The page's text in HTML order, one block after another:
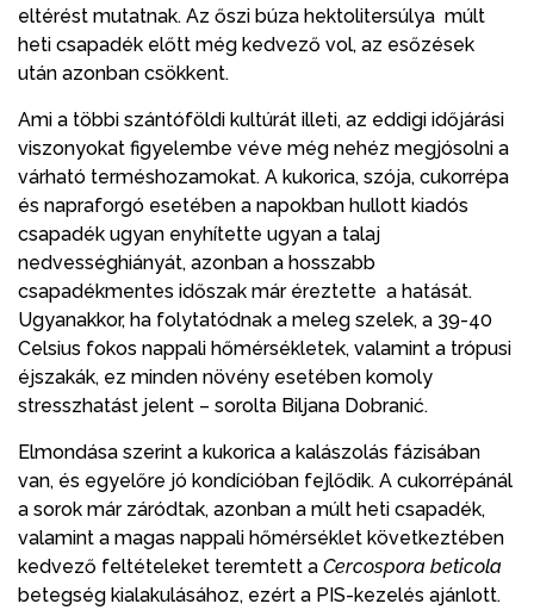
eltérést mutatnak. Az őszi búza hektolitersúlya múlt
heti csapadék előtt még kedvező vol, az esőzések
után azonban csökkent.
Ami a többi szántóföldi kultúrát illeti, az eddigi időjárási
viszonyokat figyelembe véve még nehéz megjósolni a
várható terméshozamokat. A kukorica, szója, cukorrépa
és napraforgó esetében a napokban hullott kiadós
csapadék ugyan enyhítette ugyan a talaj
nedvességhiányát, azonban a hosszabb
csapadékmentes időszak már éreztette a hatását.
Ugyanakkor, ha folytatódnak a meleg szelek, a 39-40
Celsius fokos nappali hőmérsékletek, valamint a trópusi
éjszakák, ez minden növény esetében komoly
stresszhatást jelent – sorolta Biljana Dobranić.
Elmondása szerint a kukorica a kalászolás fázisában
van, és egyelőre jó kondícióban fejlődik. A cukorrépánál
a sorok már záródtak, azonban a múlt heti csapadék,
valamint a magas nappali hőmérséklet következtében
kedvező feltételeket teremtett a Cercospora beticola
betegség kialakulásához, ezért a PIS-kezelés ajánlott.